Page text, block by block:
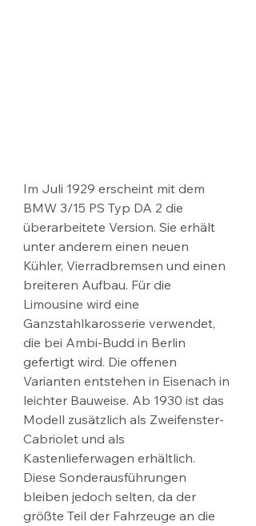
Im Juli 1929 erscheint mit dem
BMW 3/15 PS Typ DA 2 die
überarbeitete Version. Sie erhält
unter anderem einen neuen
Kühler, Vierradbremsen und einen
breiteren Aufbau. Für die
Limousine wird eine
Ganzstahlkarosserie verwendet,
die bei Ambi-Budd in Berlin
gefertigt wird. Die offenen
Varianten entstehen in Eisenach in
leichter Bauweise. Ab 1930 ist das
Modell zusätzlich als Zweifenster-
Cabriolet und als
Kastenlieferwagen erhältlich.
Diese Sonderausführungen
bleiben jedoch selten, da der
größte Teil der Fahrzeuge an die